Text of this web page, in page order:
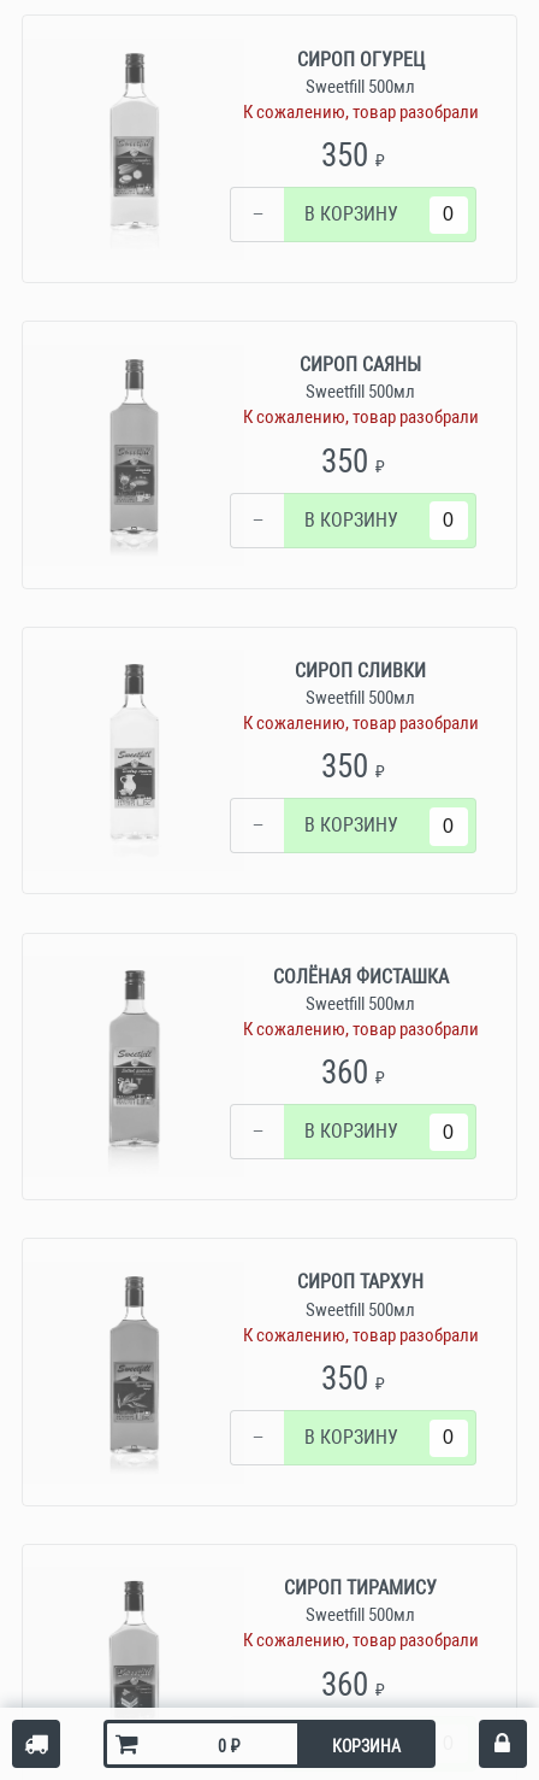
₽ КОРЗИНА
СИРОП ОГУРЕЦ
Sweetfill 500мл
К сожалению, товар разобрали
350₽
− В КОРЗИНУ
СИРОП САЯНЫ
Sweetfill 500мл
К сожалению, товар разобрали
350₽
− В КОРЗИНУ
СИРОП СЛИВКИ
Sweetfill 500мл
К сожалению, товар разобрали
350₽
− В КОРЗИНУ
СОЛЁНАЯ ФИСТАШКА
Sweetfill 500мл
К сожалению, товар разобрали
360₽
− В КОРЗИНУ
СИРОП ТАРХУН
Sweetfill 500мл
К сожалению, товар разобрали
350₽
− В КОРЗИНУ
СИРОП ТИРАМИСУ
Sweetfill 500мл
К сожалению, товар разобрали
360₽
В КОРЗИНУ